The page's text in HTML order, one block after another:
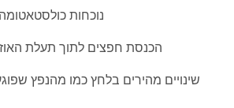
נוכחות
הכנסת חפצים לתוך תעלת
שינויים מהירים בלחץ כמו מהנפץ